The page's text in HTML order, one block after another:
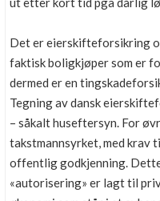
Det er eierskifteforsikring
faktisk boligkjøper som er
dermed er en
Tegning av dansk
– såkalt huseftersyn. For
takstmannsyrket, med krav
offentlig godkjenning.
«autorisering» er lagt til